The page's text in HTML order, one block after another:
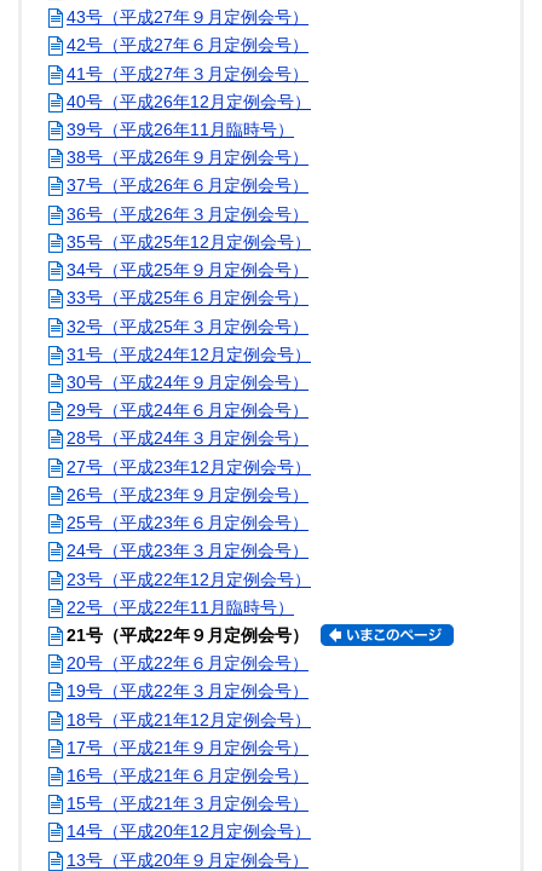
43号（平成27年９月定例会号）
42号（平成27年６月定例会号）
41号（平成27年３月定例会号）
40号（平成26年12月定例会号）
39号（平成26年11月臨時号）
38号（平成26年９月定例会号）
37号（平成26年６月定例会号）
36号（平成26年３月定例会号）
35号（平成25年12月定例会号）
34号（平成25年９月定例会号）
33号（平成25年６月定例会号）
32号（平成25年３月定例会号）
31号（平成24年12月定例会号）
30号（平成24年９月定例会号）
29号（平成24年６月定例会号）
28号（平成24年３月定例会号）
27号（平成23年12月定例会号）
26号（平成23年９月定例会号）
25号（平成23年６月定例会号）
24号（平成23年３月定例会号）
23号（平成22年12月定例会号）
22号（平成22年11月臨時号）
21号（平成22年９月定例会号）
20号（平成22年６月定例会号）
19号（平成22年３月定例会号）
18号（平成21年12月定例会号）
17号（平成21年９月定例会号）
16号（平成21年６月定例会号）
15号（平成21年３月定例会号）
14号（平成20年12月定例会号）
13号（平成20年９月定例会号）